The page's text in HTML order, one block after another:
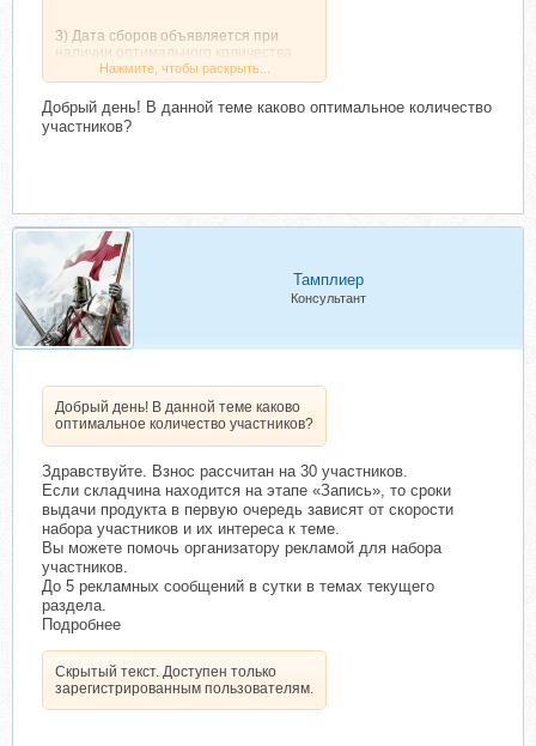
Нажмите, чтобы раскрыть...
3) Дата сборов объявляется при
наличии оптимального количества
участников.
Вы можете помочь организатору
рекламой для набора участников.
До 5 рекламных сообщений в сутки в
темах текущего раздела.
зарегистрированным
пользователям.
Нажмите, чтобы раскрыть...
Добрый день! В данной теме каково оптимальное количество
участников?
Тамплиер
Консультант
Добрый день! В данной теме каково
оптимальное количество участников?
Здравствуйте. Взнос рассчитан на 30 участников.
Если складчина находится на этапе «Запись», то сроки
выдачи продукта в первую очередь зависят от скорости
набора участников и их интереса к теме.
Вы можете помочь организатору рекламой для набора
участников.
До 5 рекламных сообщений в сутки в темах текущего
раздела.
Подробнее
Скрытый текст. Доступен только
зарегистрированным пользователям.